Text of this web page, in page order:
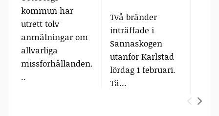
kommun har
utrett tolv
anmälningar om
allvarliga
missförhållanden.
..
Två bränder
inträffade i
Sannaskogen
utanför Karlstad
lördag 1 februari.
Tä...